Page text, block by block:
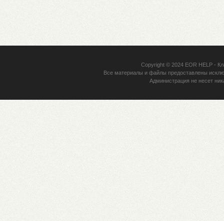
Copyright © 2024 EOR HELP-
Все материалы и файлы предоставлены
Администрация не несет